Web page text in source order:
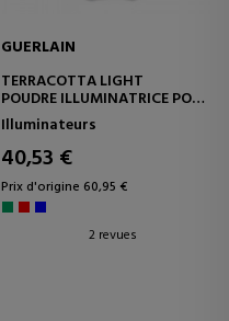
GUERLAIN
TERRACOTTA LIGHT
POUDRE ILLUMINATRICE POUR
UN TEINT NATURELLEMENT
ÉCLATANT - 96 %
D'INGRÉDIENTS D'ORIGINE
NATURELLE
Illuminateurs
40,53 €
Prix d'origine 60,95 €
2 revues